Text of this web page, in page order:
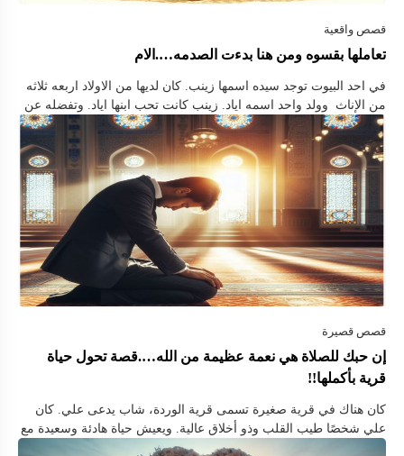
تعاملها بقسوه ومن هنا بدءت الصدمه….الام
في احد البيوت توجد سيده اسمها زينب. كان لديها من الاولاد اربعه ثلاثه
من الإناث وولد واحد اسمه اياد. زينب كانت تحب ابنها اياد. وتفضله عن
بقيت اخواته. وفي احد الايام. اياد السلام عليكم …
إن حبك للصلاة هي نعمة عظيمة من الله….قصة تحول حياة
قرية بأكملها!!
كان هناك في قرية صغيرة تسمى قرية الوردة، شاب يدعى علي. كان
علي شخصًا طيب القلب وذو أخلاق عالية. ويعيش حياة هادئة وسعيدة مع
عائلته، وكان يمتلك شغفًا كبيرًا بالصلاة. منذ …